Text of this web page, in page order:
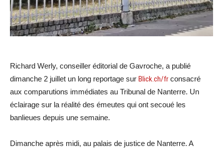
Richard Werly, conseiller éditorial de Gavroche, a publié
dimanche 2 juillet un long reportage sur Blick.ch/fr consacré
aux comparutions immédiates au Tribunal de Nanterre. Un
éclairage sur la réalité des émeutes qui ont secoué les
banlieues depuis une semaine.
Dimanche après midi, au palais de justice de Nanterre. A